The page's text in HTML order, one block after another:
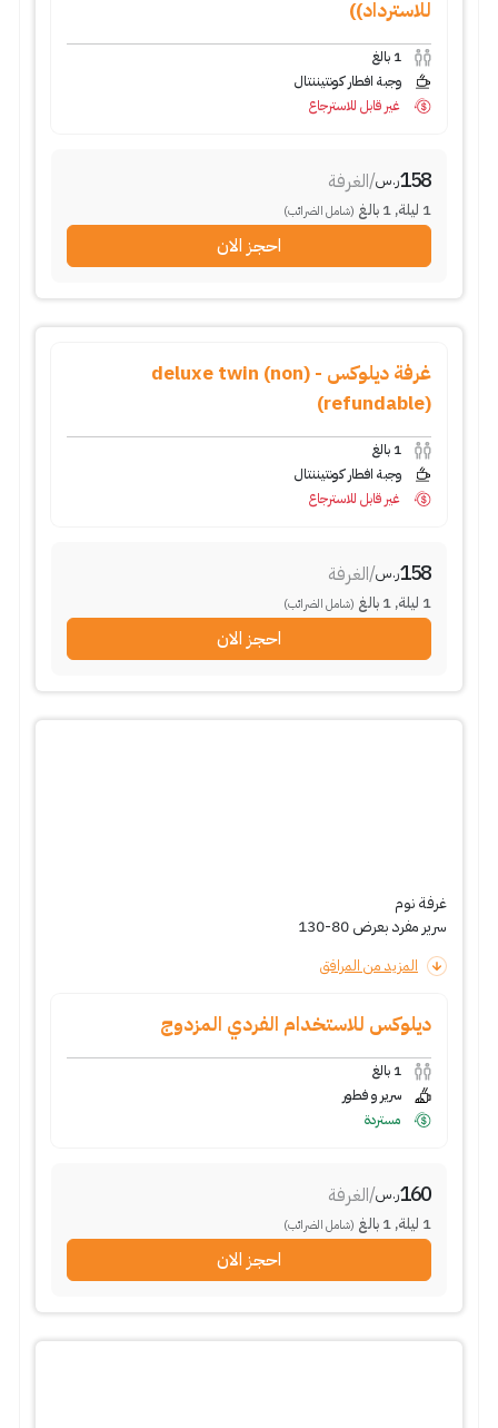
للاسترداد))
1 بالغ
وجبة افطار كونتيننتال
غير قابل للاسترجاع
158ر.س/الغرفة
1 ليلة,
1 بالغ (شامل الضرائب)
احجز الان
غرفة ديلوكس - (deluxe twin (non
refundable))
1 بالغ
وجبة افطار كونتيننتال
غير قابل للاسترجاع
158ر.س/الغرفة
1 ليلة,
1 بالغ (شامل الضرائب)
احجز الان
غرفة نوم
سرير مفرد بعرض 80-130
المزيد من المرافق
ديلوكس للاستخدام الفردي المزدوج
1 بالغ
سرير و فطور
مستردة
160ر.س/الغرفة
1 ليلة,
1 بالغ (شامل الضرائب)
احجز الان